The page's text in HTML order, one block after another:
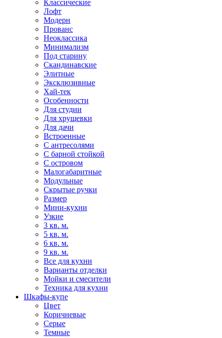
Классические
Лофт
Модерн
Прованс
Неоклассика
Минимализм
Под старину
Скандинавские
Элитные
Эксклюзивные
Хай-тек
Особенности
Для студии
Для хрущевки
Для дачи
Встроенные
С антресолями
С барной стойкой
С островом
Малогабаритные
Модульные
Скрытые ручки
Размер
Мини-кухни
Узкие
3 кв. м.
5 кв. м.
6 кв. м.
9 кв. м.
Все для кухни
Варианты отделки
Мойки и смесители
Техника для кухни
Шкафы-купе
Цвет
Коричневые
Серые
Темные